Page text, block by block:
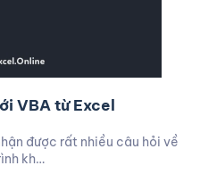
VBA từ Excel
được rất nhiều câu hỏi về
kh…